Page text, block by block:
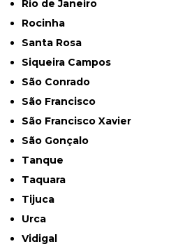
Rio de Janeiro
Rocinha
Santa Rosa
Siqueira Campos
São Conrado
São Francisco
São Francisco Xavier
São Gonçalo
Tanque
Taquara
Tijuca
Urca
Vidigal